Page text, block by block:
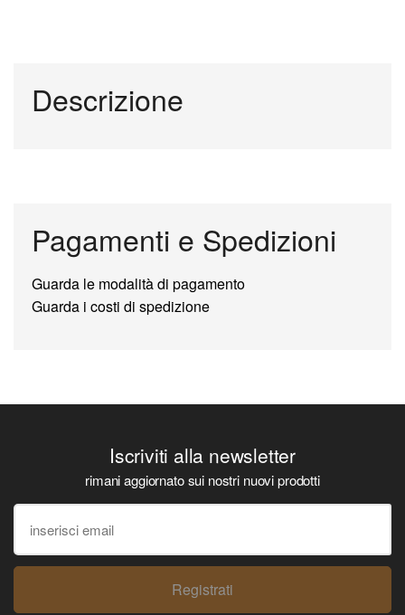
Descrizione
Pagamenti e Spedizioni
Guarda le modalità di pagamento
Guarda i costi di spedizione
Iscriviti alla newsletter
rimani aggiornato sui nostri nuovi prodotti
Registrati